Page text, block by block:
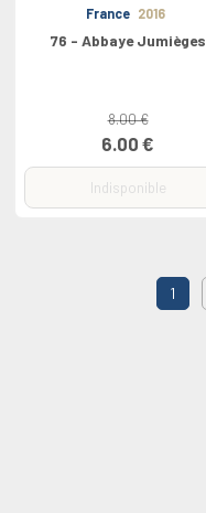
France 2016
76 - Abbaye Jumièges
8.00 €
6.00 €
Indisponible
1